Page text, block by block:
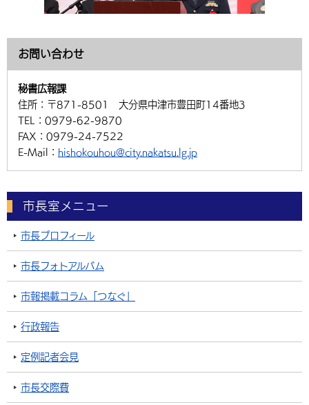
お問い合わせ
秘書広報課
住所： 〒871-8501 大分県中津市豊田町14番地3
TEL： 0979-62-9870
FAX： 0979-24-7522
E-Mail： hishokouhou@city.nakatsu.lg.jp
市長室メニュー
市長プロフィール
市長フォトアルバム
市報掲載コラム「つなぐ」
行政報告
定例記者会見
市長交際費